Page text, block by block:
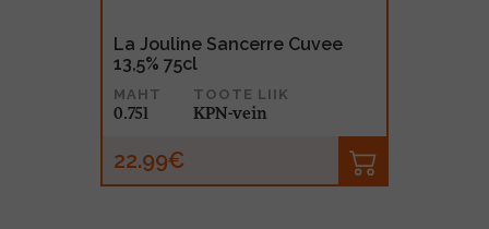
La Jouline Sancerre Cuvee
13,5% 75cl
MAHT
0.75l
TOOTE LIIK
KPN-vein
22.99€